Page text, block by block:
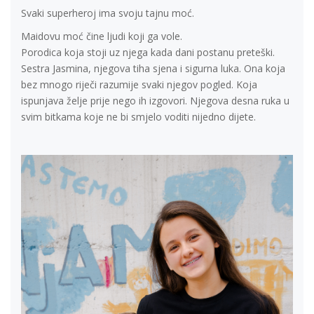
Svaki superheroj ima svoju tajnu moć.
Maidovu moć čine ljudi koji ga vole.
Porodica koja stoji uz njega kada dani postanu preteški.
Sestra Jasmina, njegova tiha sjena i sigurna luka. Ona koja
bez mnogo riječi razumije svaki njegov pogled. Koja
ispunjava želje prije nego ih izgovori. Njegova desna ruka u
svim bitkama koje ne bi smjelo voditi nijedno dijete.